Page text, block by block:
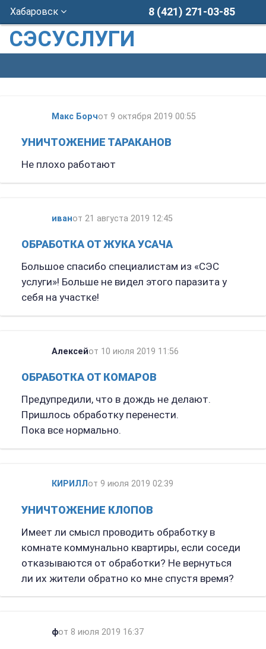
Хабаровск 8 (421) 271-03-85
СЭСУСЛУГИ
Макс Борчот 9 октября 2019 00:55
УНИЧТОЖЕНИЕ ТАРАКАНОВ
Не плохо работают
иванот 21 августа 2019 12:45
ОБРАБОТКА ОТ ЖУКА УСАЧА
Большое спасибо специалистам из «СЭС
услуги»! Больше не видел этого паразита у
себя на участке!
Алексейот 10 июля 2019 11:56
ОБРАБОТКА ОТ КОМАРОВ
Предупредили, что в дождь не делают.
Пришлось обработку перенести.
Пока все нормально.
КИРИЛЛот 9 июля 2019 02:39
УНИЧТОЖЕНИЕ КЛОПОВ
Имеет ли смысл проводить обработку в
комнате коммунально квартиры, если соседи
отказываются от обработки? Не вернуться
ли их жители обратно ко мне спустя время?
фот 8 июля 2019 16:37